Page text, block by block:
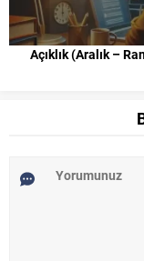
Açıklık (Aralık –